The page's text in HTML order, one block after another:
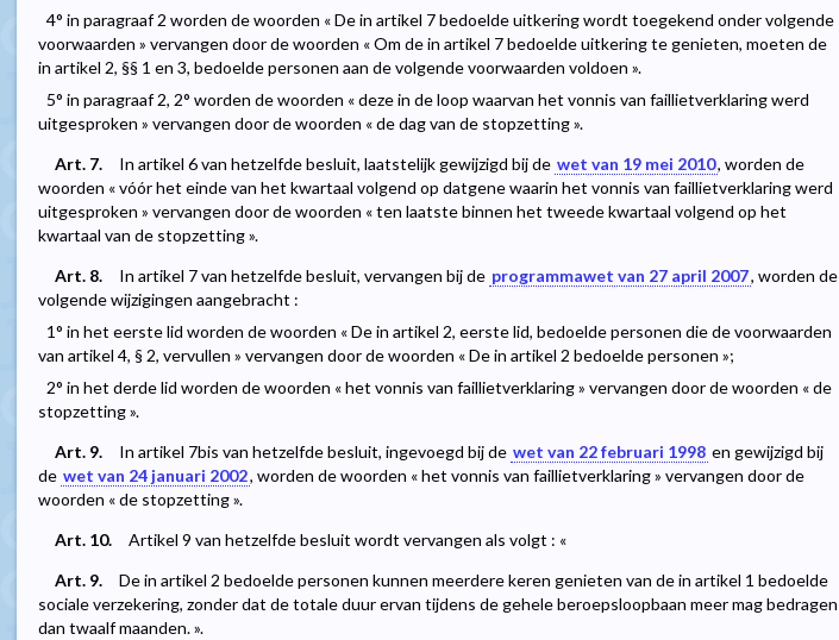
4° in paragraaf 2 worden de woorden « De in artikel 7 bedoelde uitkering wordt toegekend onder volgende
voorwaarden » vervangen door de woorden « Om de in artikel 7 bedoelde uitkering te genieten, moeten de
in artikel 2, §§ 1 en 3, bedoelde personen aan de volgende voorwaarden voldoen ».
5° in paragraaf 2, 2° worden de woorden « deze in de loop waarvan het vonnis van faillietverklaring werd
uitgesproken » vervangen door de woorden « de dag van de stopzetting ».
Art. 7.
In artikel 6 van hetzelfde besluit, laatstelijk gewijzigd bij de wet van 19 mei 2010, worden de
woorden « vóór het einde van het kwartaal volgend op datgene waarin het vonnis van faillietverklaring werd
uitgesproken » vervangen door de woorden « ten laatste binnen het tweede kwartaal volgend op het
kwartaal van de stopzetting ».
Art. 8.
In artikel 7 van hetzelfde besluit, vervangen bij de programmawet van 27 april 2007, worden de
volgende wijzigingen aangebracht :
1° in het eerste lid worden de woorden « De in artikel 2, eerste lid, bedoelde personen die de voorwaarden
van artikel 4, § 2, vervullen » vervangen door de woorden « De in artikel 2 bedoelde personen »;
2° in het derde lid worden de woorden « het vonnis van faillietverklaring » vervangen door de woorden « de
stopzetting ».
Art. 9.
In artikel 7bis van hetzelfde besluit, ingevoegd bij de wet van 22 februari 1998 en gewijzigd bij
de wet van 24 januari 2002, worden de woorden « het vonnis van faillietverklaring » vervangen door de
woorden « de stopzetting ».
Art. 10.
Artikel 9 van hetzelfde besluit wordt vervangen als volgt : «
Art. 9.
De in artikel 2 bedoelde personen kunnen meerdere keren genieten van de in artikel 1 bedoelde
sociale verzekering, zonder dat de totale duur ervan tijdens de gehele beroepsloopbaan meer mag bedragen
dan twaalf maanden. ».